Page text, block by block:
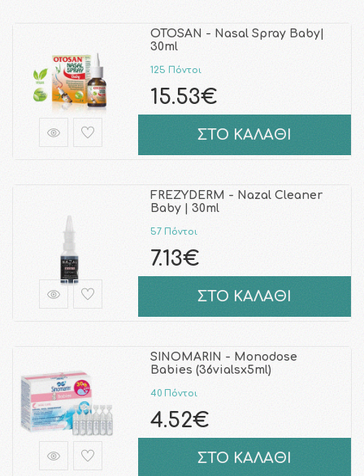
OTOSAN - Nasal Spray Baby|
30ml
125 Πόντοι
15.53€
ΣΤΟ ΚΑΛΑΘΙ
FREZYDERM - Nazal Cleaner
Baby | 30ml
57 Πόντοι
7.13€
ΣΤΟ ΚΑΛΑΘΙ
SINOMARIN - Monodose
Babies (36vialsx5ml)
40 Πόντοι
4.52€
ΣΤΟ ΚΑΛΑΘΙ